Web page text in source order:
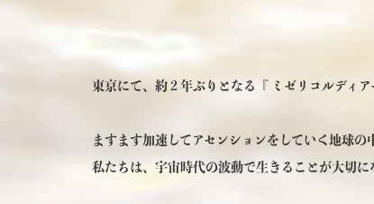
東京にて、約２年ぶりとなる『 ミゼリコルディア
ますます加速してアセンションをしていく地球の
私たちは、宇宙時代の波動で生きることが大切に